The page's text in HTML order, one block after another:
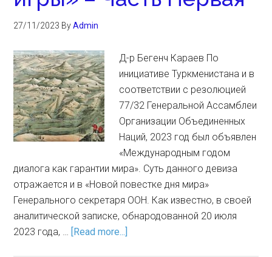
27/11/2023 ByAdmin
Д-р Бегенч Караев По
инициативе Туркменистана и в
соответствии с резолюцией
77/32 Генеральной Ассамблеи
Организации Объединенных
Наций, 2023 год был объявлен
«Международным годом
диалога как гарантии мира». Суть данного девиза
отражается и в «Новой повестке дня мира»
Генерального секретаря ООН. Как известно, в своей
аналитической записке, обнародованной 20 июля
2023 года, … [Read more...]